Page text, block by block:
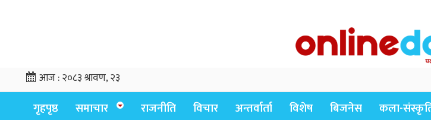
आज :२०८३ श्रावण, २३
गृहपृष्ठ समाचार राजनीति विचार अन्तर्वार्ता विशेष बिजनेस कला-